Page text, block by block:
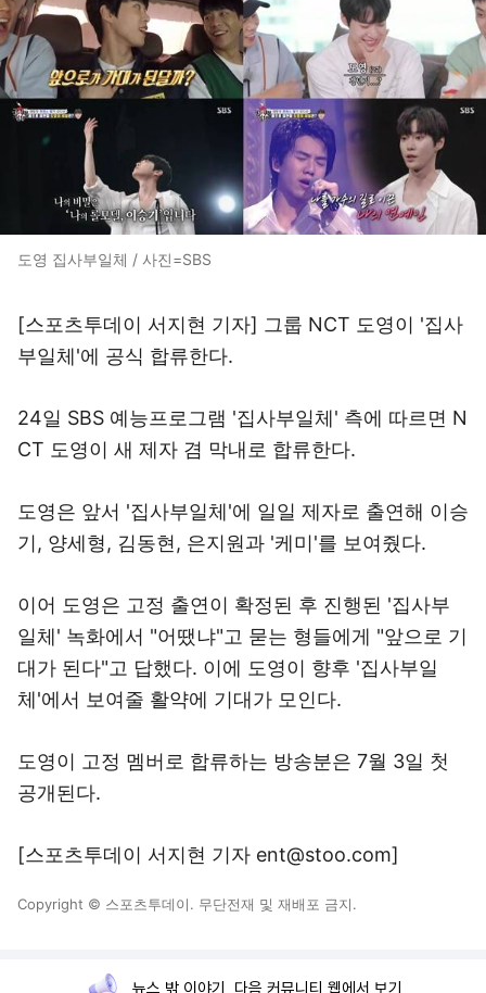
도영 집사부일체 / 사진=SBS
[스포츠투데이 서지현 기자] 그룹 NCT 도영이 '집사
부일체'에 공식 합류한다.
24일 SBS 예능프로그램 '집사부일체' 측에 따르면 N
CT 도영이 새 제자 겸 막내로 합류한다.
도영은 앞서 '집사부일체'에 일일 제자로 출연해 이승
기, 양세형, 김동현, 은지원과 '케미'를 보여줬다.
이어 도영은 고정 출연이 확정된 후 진행된 '집사부
일체' 녹화에서 "어땠냐"고 묻는 형들에게 "앞으로 기
대가 된다"고 답했다. 이에 도영이 향후 '집사부일
체'에서 보여줄 활약에 기대가 모인다.
도영이 고정 멤버로 합류하는 방송분은 7월 3일 첫
공개된다.
[스포츠투데이 서지현 기자 ent@stoo.com]
Copyright © 스포츠투데이. 무단전재 및 재배포 금지.
뉴스 밖 이야기, 다음 커뮤니티 웹에서 보기